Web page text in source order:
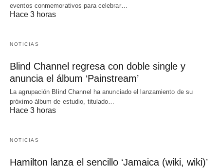
eventos conmemorativos para celebrar…
Hace 3 horas
NOTICIAS
Blind Channel regresa con doble single y
anuncia el álbum ‘Painstream’
La agrupación Blind Channel ha anunciado el lanzamiento de su
próximo álbum de estudio, titulado…
Hace 3 horas
NOTICIAS
Hamilton lanza el sencillo ‘Jamaica (wiki, wiki)’